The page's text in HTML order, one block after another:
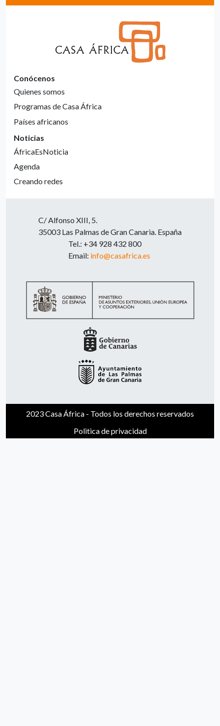
Conócenos
Quienes somos
Programas de Casa África
Países africanos
Noticias
ÁfricaEsNoticia
Agenda
Creando redes
C/ Alfonso XIII, 5.
35003 Las Palmas de Gran Canaria. España
Tel.: +34 928 432 800
Email: info@casafrica.es
2023 Casa África - Todos los derechos reservados
Politica de privacidad